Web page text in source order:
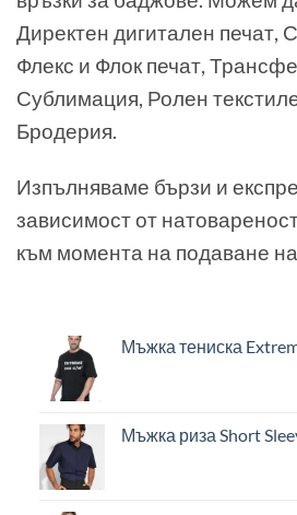
Директен дигитален печат,
Флекс и Флок печат,
Сублимация, Ролен
Бродерия.
Изпълняваме бързи и
зависимост от
към момента на подаване
Мъжка тениска
Мъжка риза Short